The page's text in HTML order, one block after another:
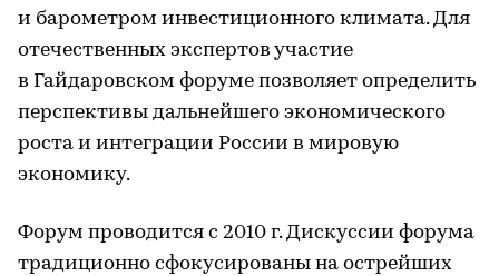
и барометром инвестиционного климата. Для
отечественных экспертов участие
в Гайдаровском форуме позволяет определить
перспективы дальнейшего экономического
роста и интеграции России в мировую
экономику.
Форум проводится с 2010 г. Дискуссии форума
традиционно сфокусированы на острейших